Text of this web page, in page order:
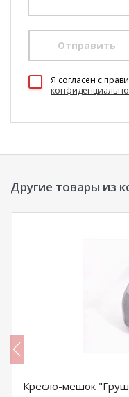
Отправить
Я согласен c
Другие товары из
Кресло-мешок